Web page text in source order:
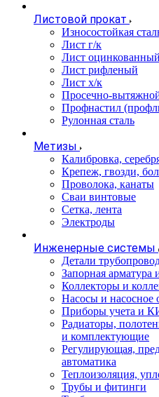
Листовой прокат
Износостойкая
Лист г/к
Лист оцинкованный
Лист рифленый
Лист х/к
Просечно-
Профнастил
Рулонная сталь
Метизы
Калибровка,
Крепеж, гвозди,
Проволока, канаты
Сваи винтовые
Сетка, лента
Электроды
Инженерные системы
Детали
Запорная арматура
Коллекторы и
Насосы и насосное
Приборы учета и
Радиаторы,
и комплектующие
Регулирующая,
автоматика
Теплоизоляция,
Трубы и фитинги